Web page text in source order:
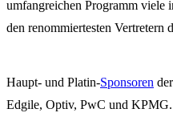
umfangreichen Programm viele
den renommiertesten Vertretern
Haupt- und Platin-Sponsoren
Edgile, Optiv, PwC und KPMG.